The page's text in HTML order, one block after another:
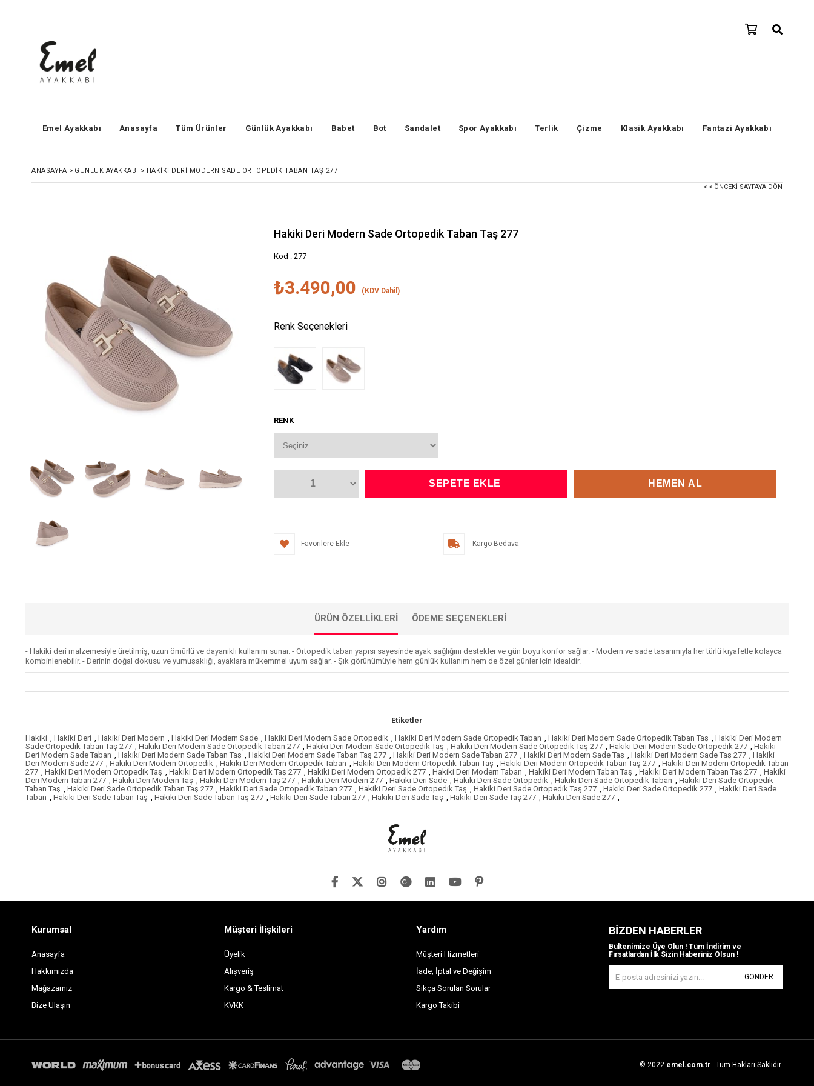
Emel Ayakkabı Anasayfa Tüm Ürünler Günlük Ayakkabı Babet Bot Sandalet Spor Ayakkabı Terlik Çizme Klasik Ayakkabı Fantazi Ayakkabı
ANASAYFA > GÜNLÜK AYAKKABI > HAKIKI DERI MODERN SADE ORTOPEDIK TABAN TAŞ 277
< < ÖNCEKI SAYFAYA DÖN
Hakiki Deri Modern Sade Ortopedik Taban Taş 277
Kod : 277
₺3.490,00 (KDV Dahil)
Renk Seçenekleri
RENK
Favorilere Ekle Kargo Bedava
ÜRÜN ÖZELLIKLERI ÖDEME SEÇENEKLERI
- Hakiki deri malzemesiyle üretilmiş, uzun ömürlü ve dayanıklı kullanım sunar. - Ortopedik taban yapısı sayesinde ayak sağlığını destekler ve gün boyu konfor sağlar. - Modern ve sade tasarımıyla her türlü kıyafetle kolayca
kombinlenebilir. - Derinin doğal dokusu ve yumuşaklığı, ayaklara mükemmel uyum sağlar. - Şık görünümüyle hem günlük kullanım hem de özel günler için idealdir.
Etiketler
Hakiki , Hakiki Deri , Hakiki Deri Modern , Hakiki Deri Modern Sade , Hakiki Deri Modern Sade Ortopedik , Hakiki Deri Modern Sade Ortopedik Taban , Hakiki Deri Modern Sade Ortopedik Taban Taş , Hakiki Deri Modern
Sade Ortopedik Taban Taş 277 , Hakiki Deri Modern Sade Ortopedik Taban 277 , Hakiki Deri Modern Sade Ortopedik Taş , Hakiki Deri Modern Sade Ortopedik Taş 277 , Hakiki Deri Modern Sade Ortopedik 277 , Hakiki
Deri Modern Sade Taban , Hakiki Deri Modern Sade Taban Taş , Hakiki Deri Modern Sade Taban Taş 277 , Hakiki Deri Modern Sade Taban 277 , Hakiki Deri Modern Sade Taş , Hakiki Deri Modern Sade Taş 277 , Hakiki
Deri Modern Sade 277 , Hakiki Deri Modern Ortopedik , Hakiki Deri Modern Ortopedik Taban , Hakiki Deri Modern Ortopedik Taban Taş , Hakiki Deri Modern Ortopedik Taban Taş 277 , Hakiki Deri Modern Ortopedik Taban
277 , Hakiki Deri Modern Ortopedik Taş , Hakiki Deri Modern Ortopedik Taş 277 , Hakiki Deri Modern Ortopedik 277 , Hakiki Deri Modern Taban , Hakiki Deri Modern Taban Taş , Hakiki Deri Modern Taban Taş 277 , Hakiki
Deri Modern Taban 277 , Hakiki Deri Modern Taş , Hakiki Deri Modern Taş 277 , Hakiki Deri Modern 277 , Hakiki Deri Sade , Hakiki Deri Sade Ortopedik , Hakiki Deri Sade Ortopedik Taban , Hakiki Deri Sade Ortopedik
Taban Taş , Hakiki Deri Sade Ortopedik Taban Taş 277 , Hakiki Deri Sade Ortopedik Taban 277 , Hakiki Deri Sade Ortopedik Taş , Hakiki Deri Sade Ortopedik Taş 277 , Hakiki Deri Sade Ortopedik 277 , Hakiki Deri Sade
Taban , Hakiki Deri Sade Taban Taş , Hakiki Deri Sade Taban Taş 277 , Hakiki Deri Sade Taban 277 , Hakiki Deri Sade Taş , Hakiki Deri Sade Taş 277 , Hakiki Deri Sade 277 ,
Kurumsal
Anasayfa
Hakkımızda
Mağazamız
Bize Ulaşın
Müşteri İlişkileri
Üyelik
Alışveriş
Kargo & Teslimat
KVKK
Yardım
Müşteri Hizmetleri
İade, İptal ve Değişim
Sıkça Sorulan Sorular
Kargo Takibi
BIZDEN HABERLER
Bültenimize Üye Olun ! Tüm İndirim ve
Fırsatlardan İlk Sizin Haberiniz Olsun !
GÖNDER
© 2022 emel.com.tr - Tüm Hakları Saklıdır.